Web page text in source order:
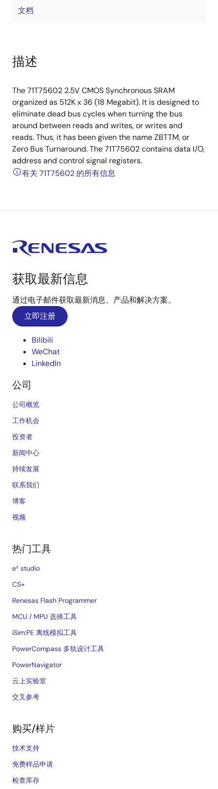
文档
描述
The 71T75602 2.5V CMOS Synchronous SRAM
organized as 512K x 36 (18 Megabit). It is designed to
eliminate dead bus cycles when turning the bus
around between reads and writes, or writes and
reads. Thus, it has been given the name ZBTTM, or
Zero Bus Turnaround. The 71T75602 contains data I/O,
address and control signal registers.
有关 71T75602 的所有信息
获取最新信息
通过电子邮件获取最新消息、产品和解决方案。
立即注册
Bilibili
WeChat
LinkedIn
公司
公司概览
工作机会
投资者
新闻中心
持续发展
联系我们
博客
视频
热门工具
e² studio
CS+
Renesas Flash Programmer
MCU / MPU 选择工具
iSim:PE 离线模拟工具
PowerCompass 多轨设计工具
PowerNavigator
云上实验室
交叉参考
购买/样片
技术支持
免费样品申请
检查库存